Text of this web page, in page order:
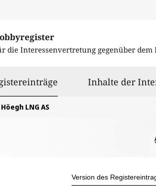
die Interessenvertretung gegenüber dem
ausgewähltInhalte der
Höegh LNG AS
Version des